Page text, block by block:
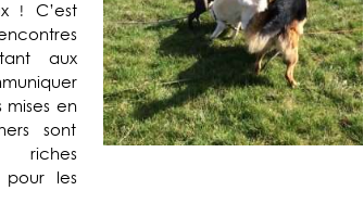
! C’est
aux
mises en
sont
pour les